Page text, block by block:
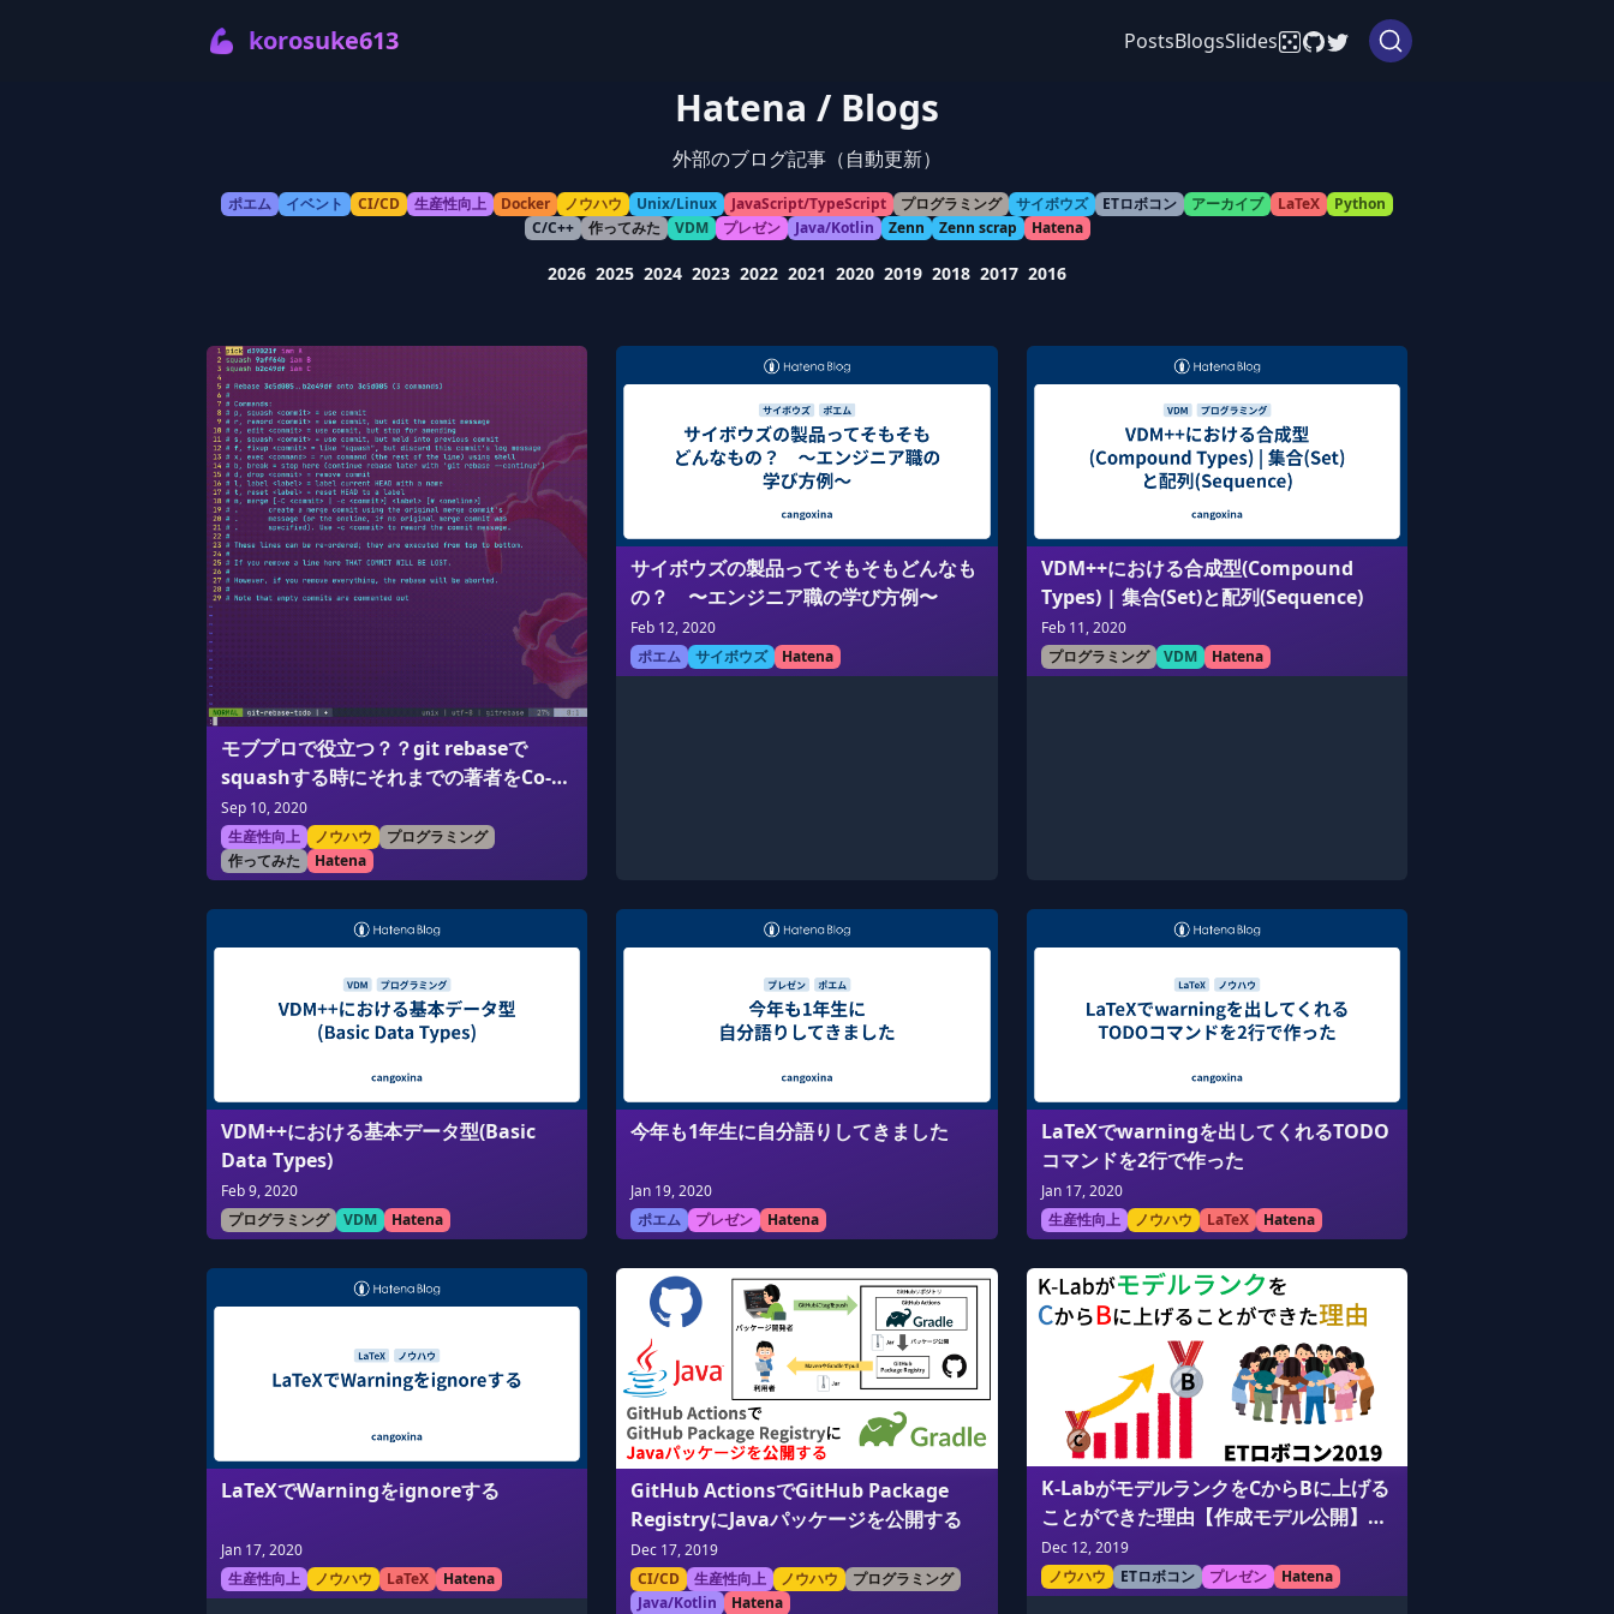
💪 korosuke613 PostsBlogsSlides
Hatena / Blogs
外部のブログ記事（自動更新）
ポエム イベント CI/CD 生産性向上 Docker ノウハウ Unix/Linux JavaScript/TypeScript プログラミング サイボウズ ETロボコン アーカイブ LaTeX
Python
C/C++
作ってみた VDM プレゼン Java/Kotlin Zenn Zenn scrap Hatena
2026 2025 2024 2023 2022 2021 2020 2019 2018 2017 2016
モブプロで役立つ？？git rebaseで
squashする時にそれまでの著者をCo-
authored-byに自動で追加するgit
hookを作りました🎉
Sep 10, 2020
生産性向上
ノウハウ
プログラミング
作ってみた
Hatena
サイボウズの製品ってそもそもどんなも
の？ 〜エンジニア職の学び方例〜
Feb 12, 2020
ポエム
サイボウズ Hatena
VDM++における合成型(Compound
Types) | 集合(Set)と配列(Sequence)
Feb 11, 2020
プログラミング
VDM Hatena
VDM++における基本データ型(Basic
Data Types)
Feb 9, 2020
プログラミング
VDM Hatena
今年も1年生に自分語りしてきました
Jan 19, 2020
ポエム
プレゼン Hatena
LaTeXでwarningを出してくれるTODO
コマンドを2行で作った
Jan 17, 2020
生産性向上
ノウハウ LaTeX Hatena
LaTeXでWarningをignoreする
Jan 17, 2020
生産性向上
ノウハウ LaTeX Hatena
GitHub ActionsでGitHub Package
RegistryにJavaパッケージを公開する
Dec 17, 2019
CI/CD
生産性向上 ノウハウ
プログラミング
Java/Kotlin
Hatena
K-LabがモデルランクをCからBに上げる
ことができた理由【作成モデル公開】
【ETロボコン2019】
Dec 12, 2019
ノウハウ
ETロボコン プレゼン Hatena